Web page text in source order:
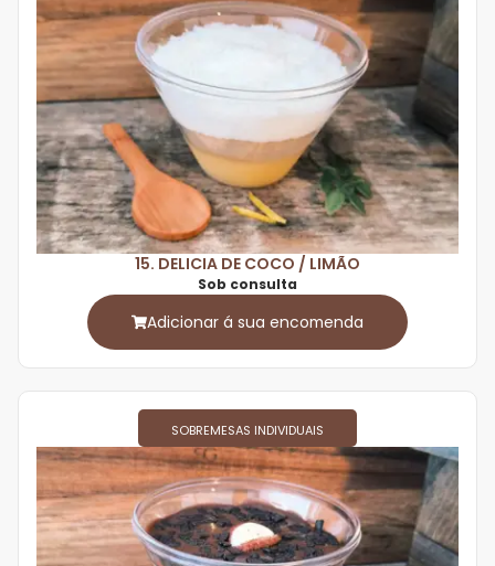
15. DELICIA DE COCO / LIMÃO
Sob consulta
Adicionar á sua encomenda
SOBREMESAS INDIVIDUAIS